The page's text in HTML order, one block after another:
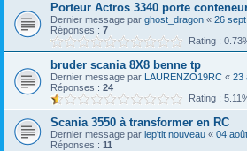
Porteur Actros 3340 porte
Dernier message par ghost_dragon « 26
Réponses : 7
Rating :
bruder scania 8X8 benne tp
Dernier message par LAURENZO19RC « 23
Réponses : 24
Rating :
Scania 3550 à transformer en RC
Dernier message par lep'tit nouveau « 04
Réponses : 11